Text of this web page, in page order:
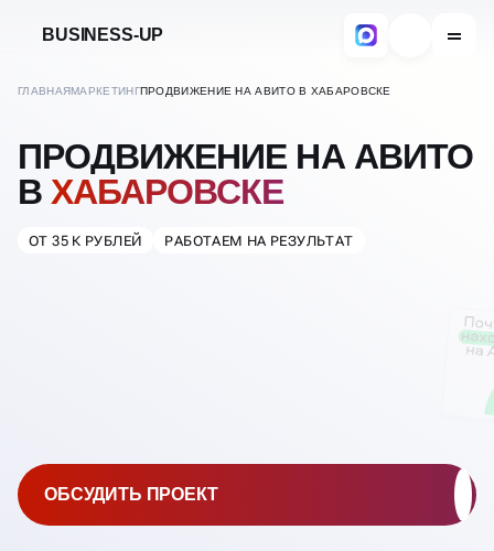
BUSINESS-UP
ГЛАВНАЯМАРКЕТИНГПРОДВИЖЕНИЕ НА АВИТО В ХАБАРОВСКЕ
ПРОДВИЖЕНИЕ НА АВИТО
В ХАБАРОВСКЕ
ОТ 35 К РУБЛЕЙ РАБОТАЕМ НА РЕЗУЛЬТАТ
ОБСУДИТЬ ПРОЕКТ